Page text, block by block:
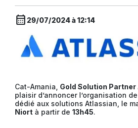
calendar_month 29/07/2024 à 12:14
Cat-Amania, Gold Solution
plaisir d’annoncer l’organisation
dédié aux solutions Atlassian, le
Niort à partir de 13h45.